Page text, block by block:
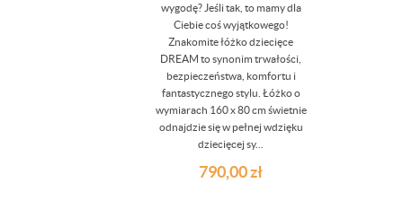
wygodę? Jeśli tak, to mamy dla
Ciebie coś wyjątkowego!
Znakomite łóżko dziecięce
DREAM to synonim trwałości,
bezpieczeństwa, komfortu i
fantastycznego stylu. Łóżko o
wymiarach 160 x 80 cm świetnie
odnajdzie się w pełnej wdzięku
dziecięcej sy...
790,00zł